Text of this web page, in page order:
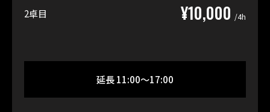
2卓目 ¥10,000 /4h
延長 11:00〜17:00